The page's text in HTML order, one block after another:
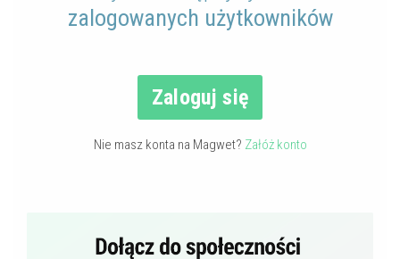
zalogowanych użytkowników
Zaloguj się
Nie masz konta na Magwet? Załóż konto